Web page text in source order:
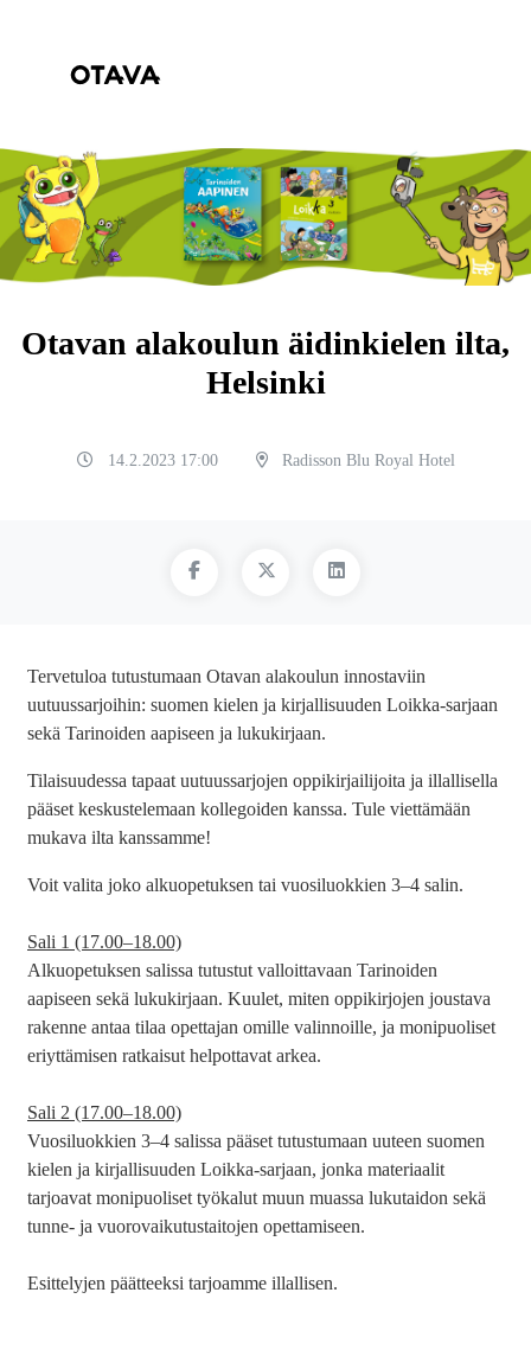
Otavan alakoulun äidinkielen ilta,
Helsinki
14.2.2023 17:00 Radisson Blu Royal Hotel
Tervetuloa tutustumaan Otavan alakoulun innostaviin
uutuussarjoihin: suomen kielen ja kirjallisuuden Loikka-sarjaan
sekä Tarinoiden aapiseen ja lukukirjaan.
Tilaisuudessa tapaat uutuussarjojen oppikirjailijoita ja illallisella
pääset keskustelemaan kollegoiden kanssa. Tule viettämään
mukava ilta kanssamme!
Voit valita joko alkuopetuksen tai vuosiluokkien 3–4 salin.
Sali 1 (17.00–18.00)
Alkuopetuksen salissa tutustut valloittavaan Tarinoiden
aapiseen sekä lukukirjaan. Kuulet, miten oppikirjojen joustava
rakenne antaa tilaa opettajan omille valinnoille, ja monipuoliset
eriyttämisen ratkaisut helpottavat arkea.
Sali 2 (17.00–18.00)
Vuosiluokkien 3–4 salissa pääset tutustumaan uuteen suomen
kielen ja kirjallisuuden Loikka-sarjaan, jonka materiaalit
tarjoavat monipuoliset työkalut muun muassa lukutaidon sekä
tunne- ja vuorovaikutustaitojen opettamiseen.
Esittelyjen päätteeksi tarjoamme illallisen.